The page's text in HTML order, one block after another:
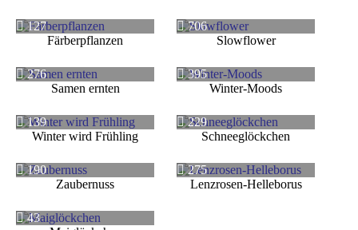
127
Färberpflanzen
706
Slowflower
276
Samen ernten
395
Winter-Moods
139
Winter wird Frühling
229
Schneeglöckchen
190
Zaubernuss
275
Lenzrosen-Helleborus
43